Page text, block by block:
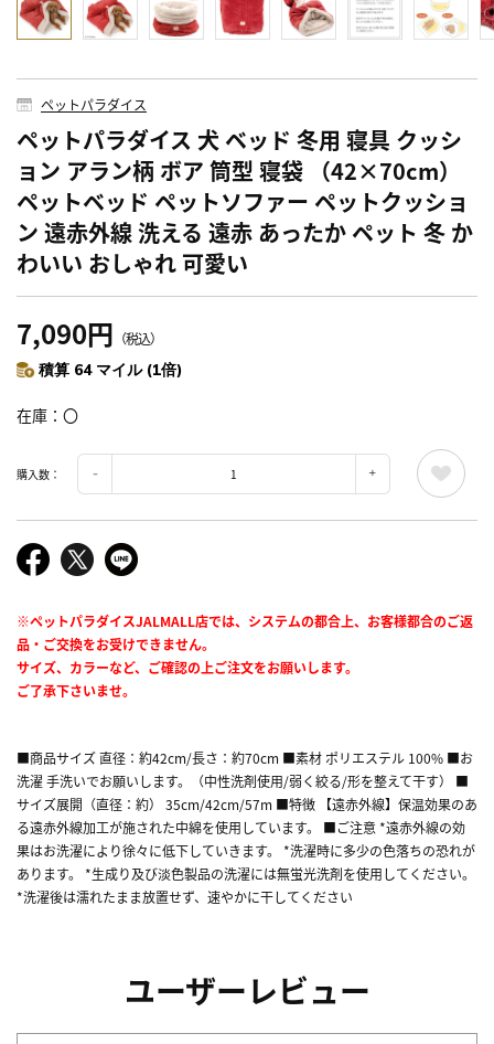
ペットパラダイス
ペットパラダイス 犬 ベッド 冬用 寝具 クッシ
ョン アラン柄 ボア 筒型 寝袋 （42×70cm）
ペットベッド ペットソファー ペットクッショ
ン 遠赤外線 洗える 遠赤 あったか ペット 冬 か
わいい おしゃれ 可愛い
7,090円 （税込）
積算 64 マイル (1倍)
在庫 〇
購入数：
※ペットパラダイスJALMALL店では、システムの都合上、お客様都合のご返
品・ご交換をお受けできません。
サイズ、カラーなど、ご確認の上ご注文をお願いします。
ご了承下さいませ。
■商品サイズ 直径：約42cm/長さ：約70cm ■素材 ポリエステル 100% ■お
洗濯 手洗いでお願いします。（中性洗剤使用/弱く絞る/形を整えて干す） ■
サイズ展開（直径：約） 35cm/42cm/57m ■特徴 【遠赤外線】保温効果のあ
る遠赤外線加工が施された中綿を使用しています。 ■ご注意 *遠赤外線の効
果はお洗濯により徐々に低下していきます。 *洗濯時に多少の色落ちの恐れが
あります。 *生成り及び淡色製品の洗濯には無蛍光洗剤を使用してください。
*洗濯後は濡れたまま放置せず、速やかに干してください
ユーザーレビュー